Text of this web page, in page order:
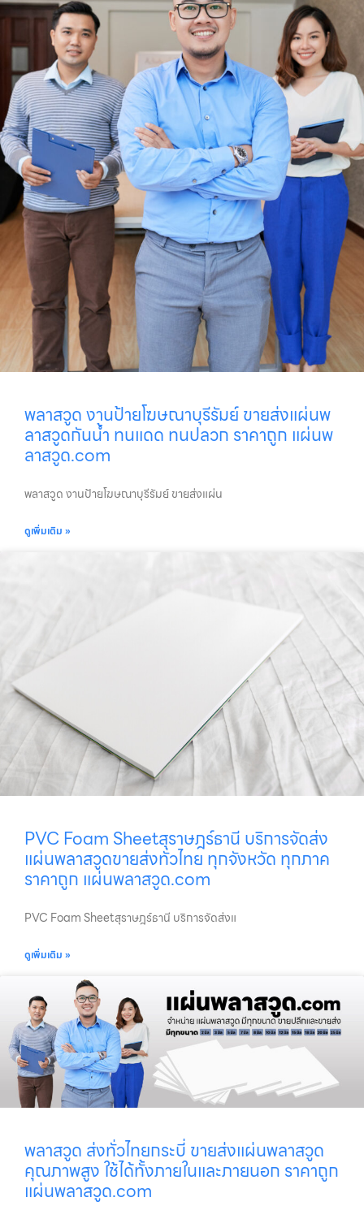
พลาสวูด งานป้ายโฆษณาบุรีรัมย์ ขายส่งแผ่นพ
ลาสวูดกันน้ำ ทนแดด ทนปลวก ราคาถูก แผ่นพ
ลาสวูด.com
พลาสวูด งานป้ายโฆษณาบุรีรัมย์ ขายส่งแผ่น
ดูเพิ่มเติม »
PVC Foam Sheetสุราษฎร์ธานี บริการจัดส่ง
แผ่นพลาสวูดขายส่งทั่วไทย ทุกจังหวัด ทุกภาค
ราคาถูก แผ่นพลาสวูด.com
PVC Foam Sheetสุราษฎร์ธานี บริการจัดส่งแ
ดูเพิ่มเติม »
พลาสวูด ส่งทั่วไทยกระบี่ ขายส่งแผ่นพลาสวูด
คุณภาพสูง ใช้ได้ทั้งภายในและภายนอก ราคาถูก
แผ่นพลาสวูด.com